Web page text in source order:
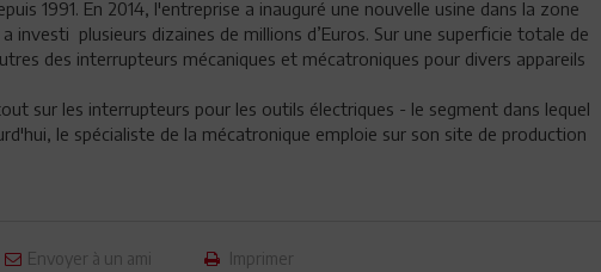
1991. En 2014, l'entreprise a inauguré une nouvelle usine dans la zone
investi plusieurs dizaines de millions d’Euros. Sur une superficie totale de
des interrupteurs mécaniques et mécatroniques pour divers appareils
sur les interrupteurs pour les outils électriques - le segment dans lequel
le spécialiste de la mécatronique emploie sur son site de production
Envoyer à un ami Imprimer